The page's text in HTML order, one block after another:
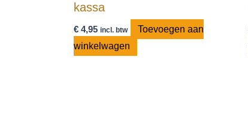
kassa
€ 4,95 incl. btw
Toevoegen aan
winkelwagen